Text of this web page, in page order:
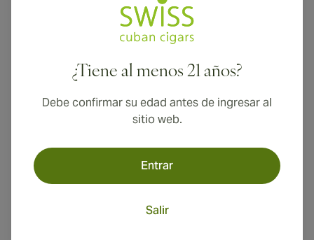
¿Tiene al menos 21 años?
Debe confirmar su edad antes de ingresar al
sitio web.
Entrar
Salir
Los cigarros cubanos San Luis Rey son puros
encantadores de Cuba procedentes de la región de
San Luis ubicado en Vuelta Abajo. Produciendo
Rey son mejor conocidos por la combinación de tres
darles un sabor delicioso! Puede comprar cigarros San
Luis Rey cubanos a excelentes precios y descuentos
sabor, los cigarros cubanos San Luis Rey son placeres
absolutos.